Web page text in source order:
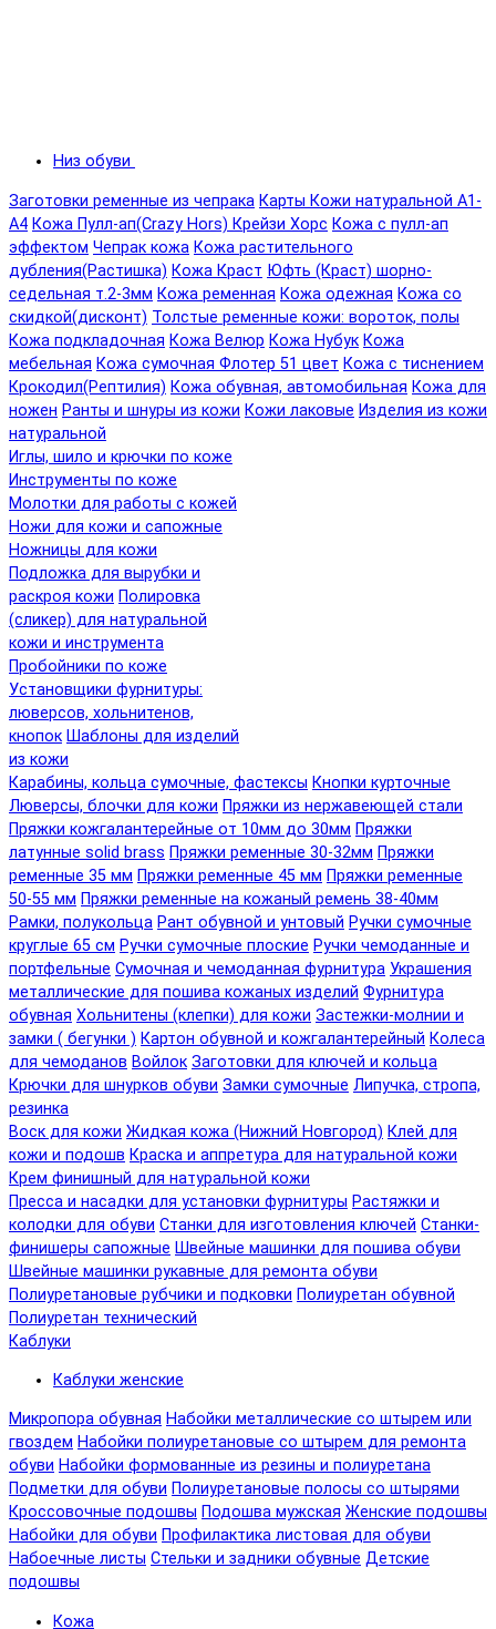
Низ обуви
Заготовки ременные из чепрака Карты Кожи натуральной А1-
А4 Кожа Пулл-ап(Crazy Hors) Крейзи Хорс Кожа с пулл-ап
эффектом Чепрак кожа Кожа растительного
дубления(Растишка) Кожа Краст Юфть (Краст) шорно-
седельная т.2-3мм Кожа ременная Кожа одежная Кожа со
скидкой(дисконт) Толстые ременные кожи: вороток, полы
Кожа подкладочная Кожа Велюр Кожа Нубук Кожа
мебельная Кожа сумочная Флотер 51 цвет Кожа с тиснением
Крокодил(Рептилия) Кожа обувная, автомобильная Кожа для
ножен Ранты и шнуры из кожи Кожи лаковые Изделия из кожи
натуральной
Иглы, шило и крючки по коже
Инструменты по коже
Молотки для работы с кожей
Ножи для кожи и сапожные
Ножницы для кожи
Подложка для вырубки и
раскроя кожи Полировка
(сликер) для натуральной
кожи и инструмента
Пробойники по коже
Установщики фурнитуры:
люверсов, хольнитенов,
кнопок Шаблоны для изделий
из кожи
Карабины, кольца сумочные, фастексы Кнопки курточные
Люверсы, блочки для кожи Пряжки из нержавеющей стали
Пряжки кожгалантерейные от 10мм до 30мм Пряжки
латунные solid brass Пряжки ременные 30-32мм Пряжки
ременные 35 мм Пряжки ременные 45 мм Пряжки ременные
50-55 мм Пряжки ременные на кожаный ремень 38-40мм
Рамки, полукольца Рант обувной и унтовый Ручки сумочные
круглые 65 см Ручки сумочные плоские Ручки чемоданные и
портфельные Сумочная и чемоданная фурнитура Украшения
металлические для пошива кожаных изделий Фурнитура
обувная Хольнитены (клепки) для кожи Застежки-молнии и
замки ( бегунки ) Картон обувной и кожгалантерейный Колеса
для чемоданов Войлок Заготовки для ключей и кольца
Крючки для шнурков обуви Замки сумочные Липучка, стропа,
резинка
Воск для кожи Жидкая кожа (Нижний Новгород) Клей для
кожи и подошв Краска и аппретура для натуральной кожи
Крем финишный для натуральной кожи
Пресса и насадки для установки фурнитуры Растяжки и
колодки для обуви Станки для изготовления ключей Станки-
финишеры сапожные Швейные машинки для пошива обуви
Швейные машинки рукавные для ремонта обуви
Полиуретановые рубчики и подковки Полиуретан обувной
Полиуретан технический
Каблуки
Каблуки женские
Микропора обувная Набойки металлические со штырем или
гвоздем Набойки полиуретановые со штырем для ремонта
обуви Набойки формованные из резины и полиуретана
Подметки для обуви Полиуретановые полосы со штырями
Кроссовочные подошвы Подошва мужская Женские подошвы
Набойки для обуви Профилактика листовая для обуви
Набоечные листы Стельки и задники обувные Детские
подошвы
Кожа